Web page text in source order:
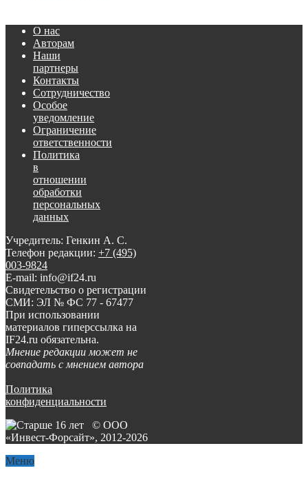
О нас
Авторам
Наши
партнеры
Контакты
Сотрудничество
Особое
уведомление
Ограничение
ответственности
Политика
в
отношении
обработки
персональных
данных
Учредитель: Генкин А. С.
Телефон редакции: +7 (495)
003-9824
E-mail: info@if24.ru
Свидетельство о регистрации
СМИ: ЭЛ № ФС 77 - 67477
При использовании
материалов гиперссылка на
IF24.ru обязательна.
Мнение редакции может не
совпадать с мнением автора
Политика
конфиденциальности
© ООО
«Инвест-Форсайт», 2012-2026
Меню